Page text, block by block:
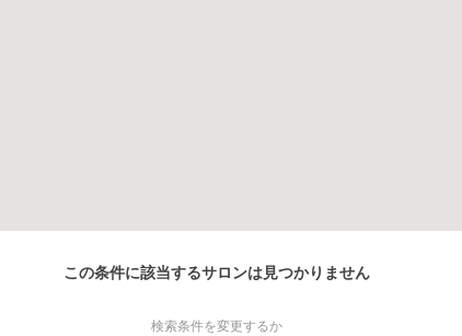
この条件に該当するサロンは見つかりません
検索条件を変更するか